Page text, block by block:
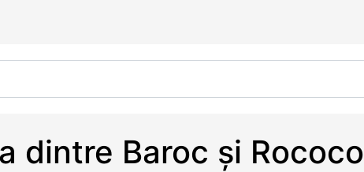
dintre Baroc și Rococo